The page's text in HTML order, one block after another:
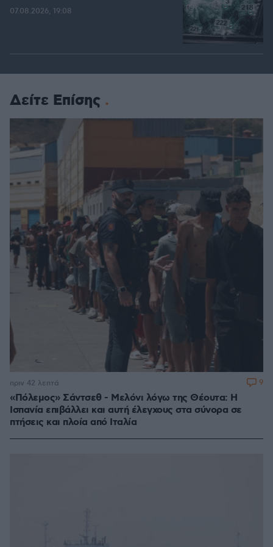
07.08.2026, 19:08
Δείτε Επίσης
«Πόλεμος» Σάντσεθ - Μελόνι λόγω της Θέουτα: Η
Ισπανία επιβάλλει και αυτή έλεγχους στα σύνορα σε
πτήσεις και πλοία από Ιταλία
πριν 42 λεπτά 9